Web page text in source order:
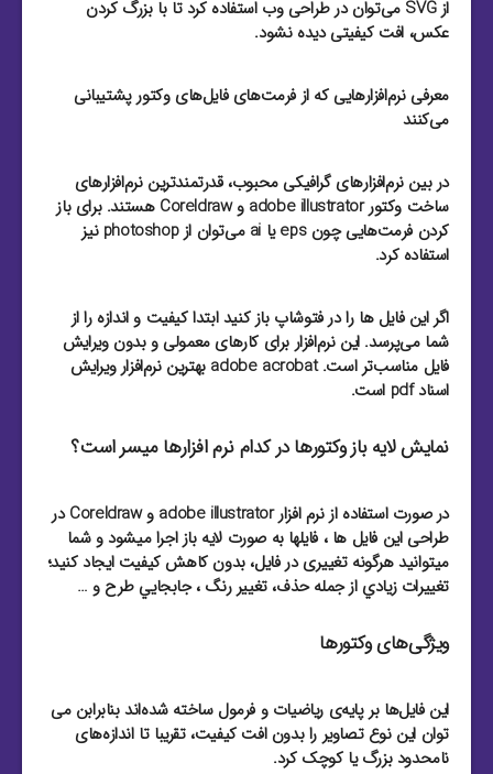
از SVG می‌توان در طراحی وب استفاده کرد تا با بزرگ کردن
عکس، افت کیفیتی دیده نشود.
معرفی نرم‌افزارهایی که از فرمت‌های فایل‌های وکتور پشتیبانی
می‌کنند
در بین نرم‌افزارهای گرافیکی محبوب، قدرتمند‌ترین نرم‌افزارهای
ساخت وکتور adobe illustrator و Coreldraw هستند. برای باز
کردن فرمت‌هایی چون eps یا ai می‌توان از photoshop نیز
استفاده کرد.
اگر این فایل ها را در فتوشاپ باز کنید ابتدا کیفیت و اندازه را از
شما می‌پرسد. این نرم‌افزار برای کارهای معمولی و بدون ویرایش
فایل مناسب‌تر است. adobe acrobat بهترین نرم‌افزار ویرایش
اسناد pdf است.
نمایش لایه باز وکتورها در کدام نرم افزارها میسر است؟
در صورت استفاده از نرم افزار adobe illustrator و Coreldraw در
طراحی این فایل ها ، فایلها به صورت لایه باز اجرا میشود و شما
میتوانید هرگونه تغییری در فایل، بدون کاهش کیفیت ایجاد کنید؛
تغييرات زيادي از جمله حذف، تغيير رنگ ، جابجايي طرح و …
ویژگی‌های وکتورها
این فایل‌ها بر پایه‌ی ریاضیات و فرمول ساخته شده‌اند بنابرابن می
توان این نوع تصاویر را بدون افت کیفیت، تقریبا تا اندازه‌های
نامحدود بزرگ یا کوچک کرد.